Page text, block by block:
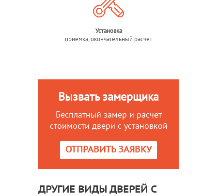
Установка
приемка, окончательный расчет
Вызвать замерщика
Бесплатный замер и расчёт
стоимости двери с установкой
ОТПРАВИТЬ ЗАЯВКУ
ДРУГИЕ ВИДЫ ДВЕРЕЙ С